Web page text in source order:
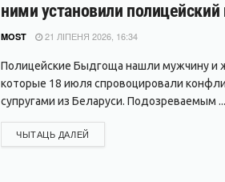
ними установили полицейский
MOST 21 ЛІПЕНЯ 2026, 16:34
Полицейские Быдгоща нашли мужчину и
которые 18 июля спровоцировали
супругами из Беларуси. Подозреваемым ...
ЧЫТАЦЬ ДАЛЕЙ